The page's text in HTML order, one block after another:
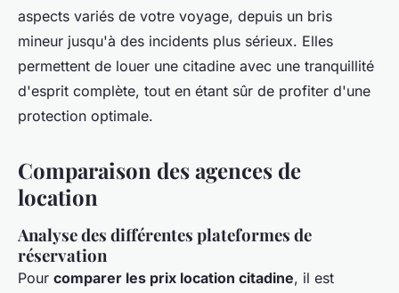
aspects variés de votre voyage, depuis un bris
mineur jusqu'à des incidents plus sérieux. Elles
permettent de louer une citadine avec une tranquillité
d'esprit complète, tout en étant sûr de profiter d'une
protection optimale.
Comparaison des agences de
location
Analyse des différentes plateformes de
réservation
Pour comparer les prix location citadine, il est